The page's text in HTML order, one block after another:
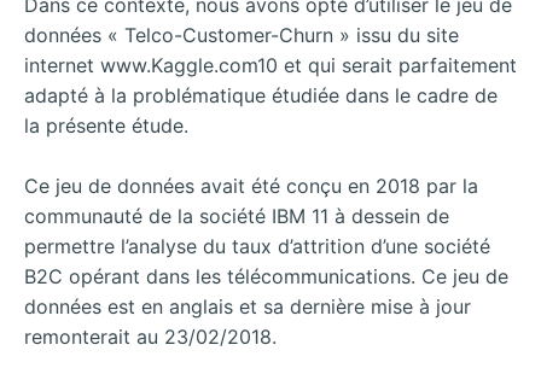
données « Telco-Customer-Churn » issu du site
internet www.Kaggle.com10 et qui serait parfaitement
adapté à la problématique étudiée dans le cadre de
la présente étude.
Ce jeu de données avait été conçu en 2018 par la
communauté de la société IBM 11 à dessein de
permettre l’analyse du taux d’attrition d’une société
B2C opérant dans les télécommunications. Ce jeu de
données est en anglais et sa dernière mise à jour
remonterait au 23/02/2018.